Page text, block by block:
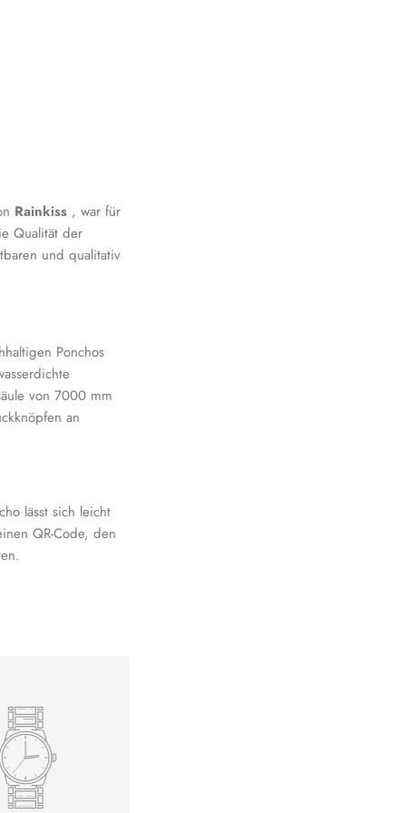
Rainkiss , war für
Qualität der
und qualitativ
Ponchos
von 7000 mm
an
lässt sich leicht
QR-Code, den